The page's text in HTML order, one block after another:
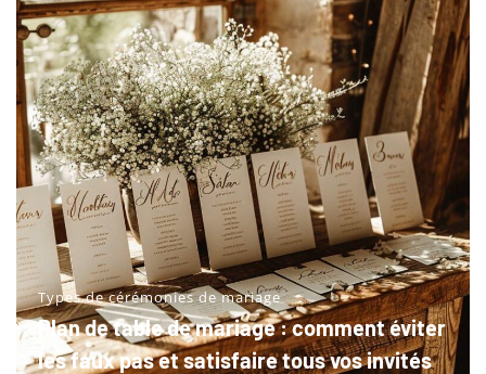
Types de cérémonies de mariage
Plan de table de mariage : comment éviter
les faux pas et satisfaire tous vos invités